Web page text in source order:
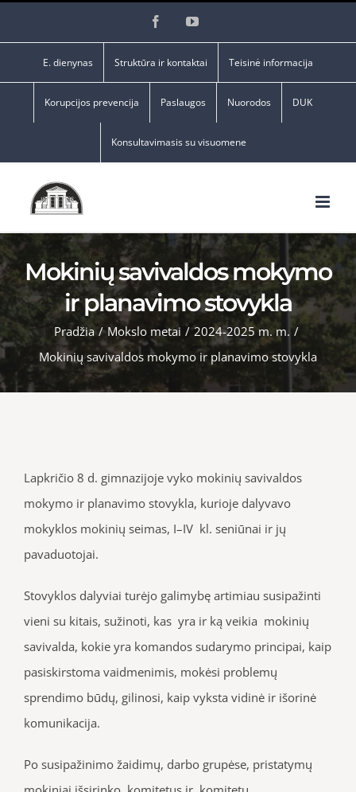
FacebookYouTube
E. dienynas Struktūra ir kontaktai Teisinė informacija
Korupcijos prevencija Paslaugos Nuorodos DUK
Konsultavimasis su visuomene
Mokinių savivaldos mokymo
ir planavimo stovykla
Pradžia / Mokslo metai / 2024-2025 m. m. /
Mokinių savivaldos mokymo ir planavimo stovykla
Lapkričio 8 d. gimnazijoje vyko mokinių savivaldos
mokymo ir planavimo stovykla, kurioje dalyvavo
mokyklos mokinių seimas, I–IV kl. seniūnai ir jų
pavaduotojai.
Stovyklos dalyviai turėjo galimybę artimiau susipažinti
vieni su kitais, sužinoti, kas yra ir ką veikia mokinių
savivalda, kokie yra komandos sudarymo principai, kaip
pasiskirstoma vaidmenimis, mokėsi problemų
sprendimo būdų, gilinosi, kaip vyksta vidinė ir išorinė
komunikacija.
Po susipažinimo žaidimų, darbo grupėse, pristatymų